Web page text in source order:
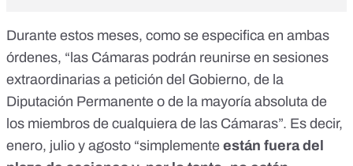
Durante estos meses, como se especifica en ambas
órdenes, “las Cámaras podrán reunirse en sesiones
extraordinarias a petición del Gobierno, de la
Diputación Permanente o de la mayoría absoluta de
los miembros de cualquiera de las Cámaras”. Es decir,
enero, julio y agosto “simplemente están fuera del